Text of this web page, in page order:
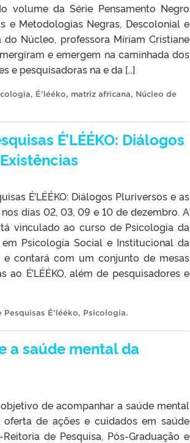
volume da Série Pensamento Negro
e Metodologias Negras, Descolonial e
Núcleo, professora Míriam Cristiane
e emergem na caminhada dos
e pesquisadoras na e da […]
, É'lééko, matriz africana, Núcleo de
É’LÉÉKO: Diálogos
É’LÉÉKO: Diálogos Pluriversos e as
dias 02, 03, 09 e 10 de dezembro. A
vinculado ao curso de Psicologia da
Psicologia Social e Institucional da
e contará com um conjunto de mesas
É’LÉÉKO, além de pesquisadores e
Pesquisas É'lééko, Psicologia.
a saúde mental da
de acompanhar a saúde mental
de ações e cuidados em saúde
de Pesquisa, Pós-Graduação e